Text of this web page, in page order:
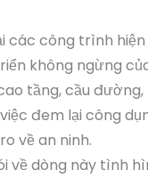
các công trình
không ngừng
tầng, cầu
đem lại công
về an ninh.
về dòng này tình